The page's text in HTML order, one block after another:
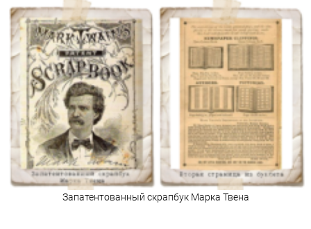
Запатентованный скрапбук Марка Твена